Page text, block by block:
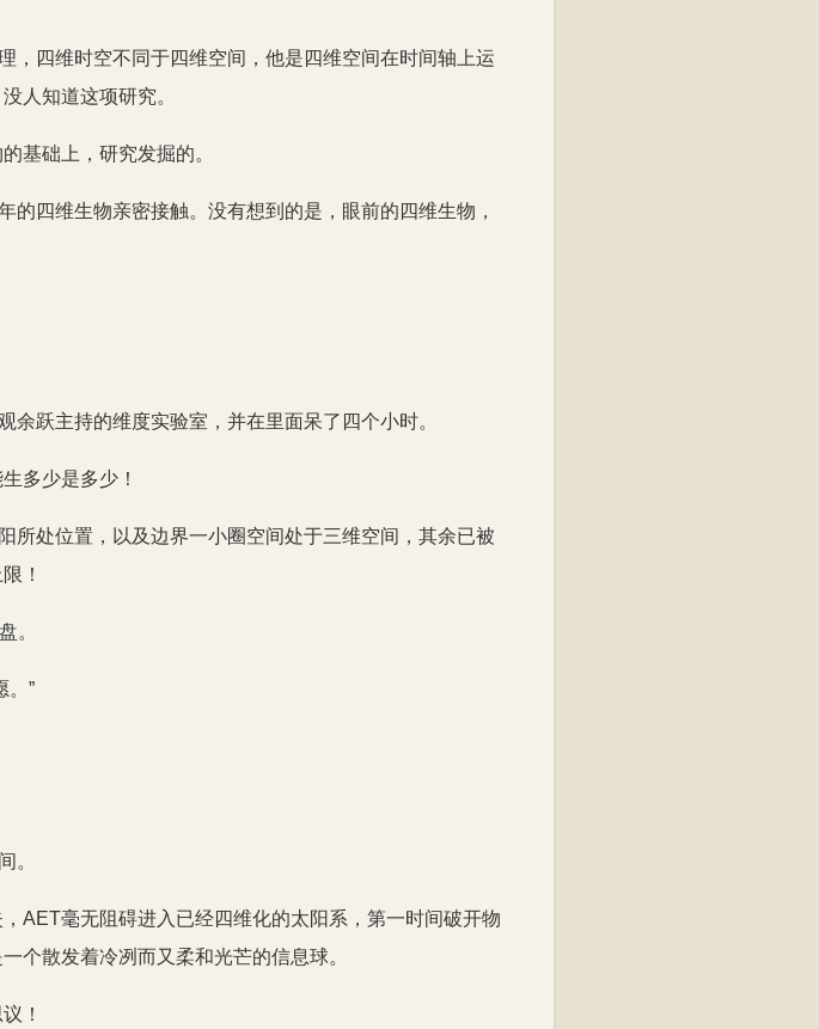
，四维时空不同于四维空间，他是四维空间在时间轴上运
人知道这项研究。
基础上，研究发掘的。
四维生物亲密接触。没有想到的是，眼前的四维生物，
跃主持的维度实验室，并在里面呆了四个小时。
多少是多少！
所处位置，以及边界一小圈空间处于三维空间，其余已被
！
。
。”
。
AET毫无阻碍进入已经四维化的太阳系，第一时间破开物
个散发着冷冽而又柔和光芒的信息球。
！